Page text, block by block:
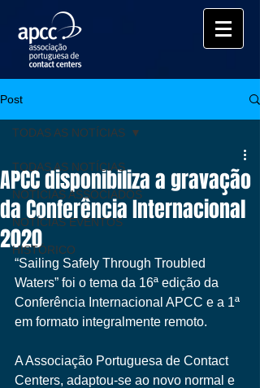
Post
TODAS AS NOTÍCIAS
NOTÍCIAS ASSOCIADOS
NOTÍCIAS EVENTOS
HISTÓRICO
TODAS AS NOTÍCIAS
APCC disponibiliza a gravação
da Conferência Internacional
2020
“Sailing Safely Through Troubled
Waters” foi o tema da 16ª edição da
Conferência Internacional APCC e a 1ª
em formato integralmente remoto.
A Associação Portuguesa de Contact
Centers, adaptou-se ao novo normal e